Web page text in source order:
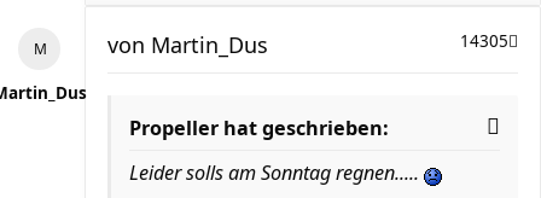
14305
von Martin_Dus
Propeller hat geschrieben:
Leider solls am Sonntag regnen.....